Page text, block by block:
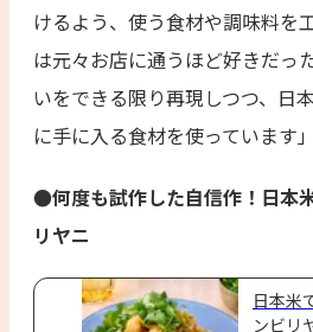
けるよう、使う食材や調味料を
は元々お店に通うほど好きだっ
いをできる限り再現しつつ、日
に手に入る食材を使っています」
●何度も試作した自信作！日本
リヤニ
日本米
ンビリ